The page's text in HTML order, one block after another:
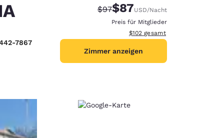
7867
Durchgestrichener Preis:
$97Vergünstigter Preis:
$87USD/Nacht
Preis für Mitglieder
Geschätzte Gesamtdetails
$102 gesamt
Zimmer anzeigen